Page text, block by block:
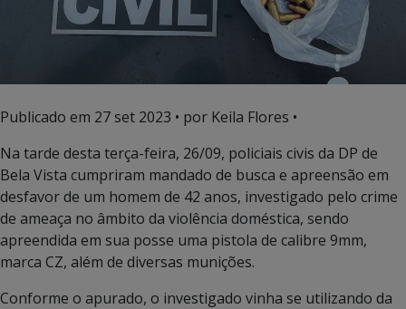
Publicado em 27 set 2023 • por Keila Flores •
Na tarde desta terça-feira, 26/09, policiais civis da DP de
Bela Vista cumpriram mandado de busca e apreensão em
desfavor de um homem de 42 anos, investigado pelo crime
de ameaça no âmbito da violência doméstica, sendo
apreendida em sua posse uma pistola de calibre 9mm,
marca CZ, além de diversas munições.
Conforme o apurado, o investigado vinha se utilizando da